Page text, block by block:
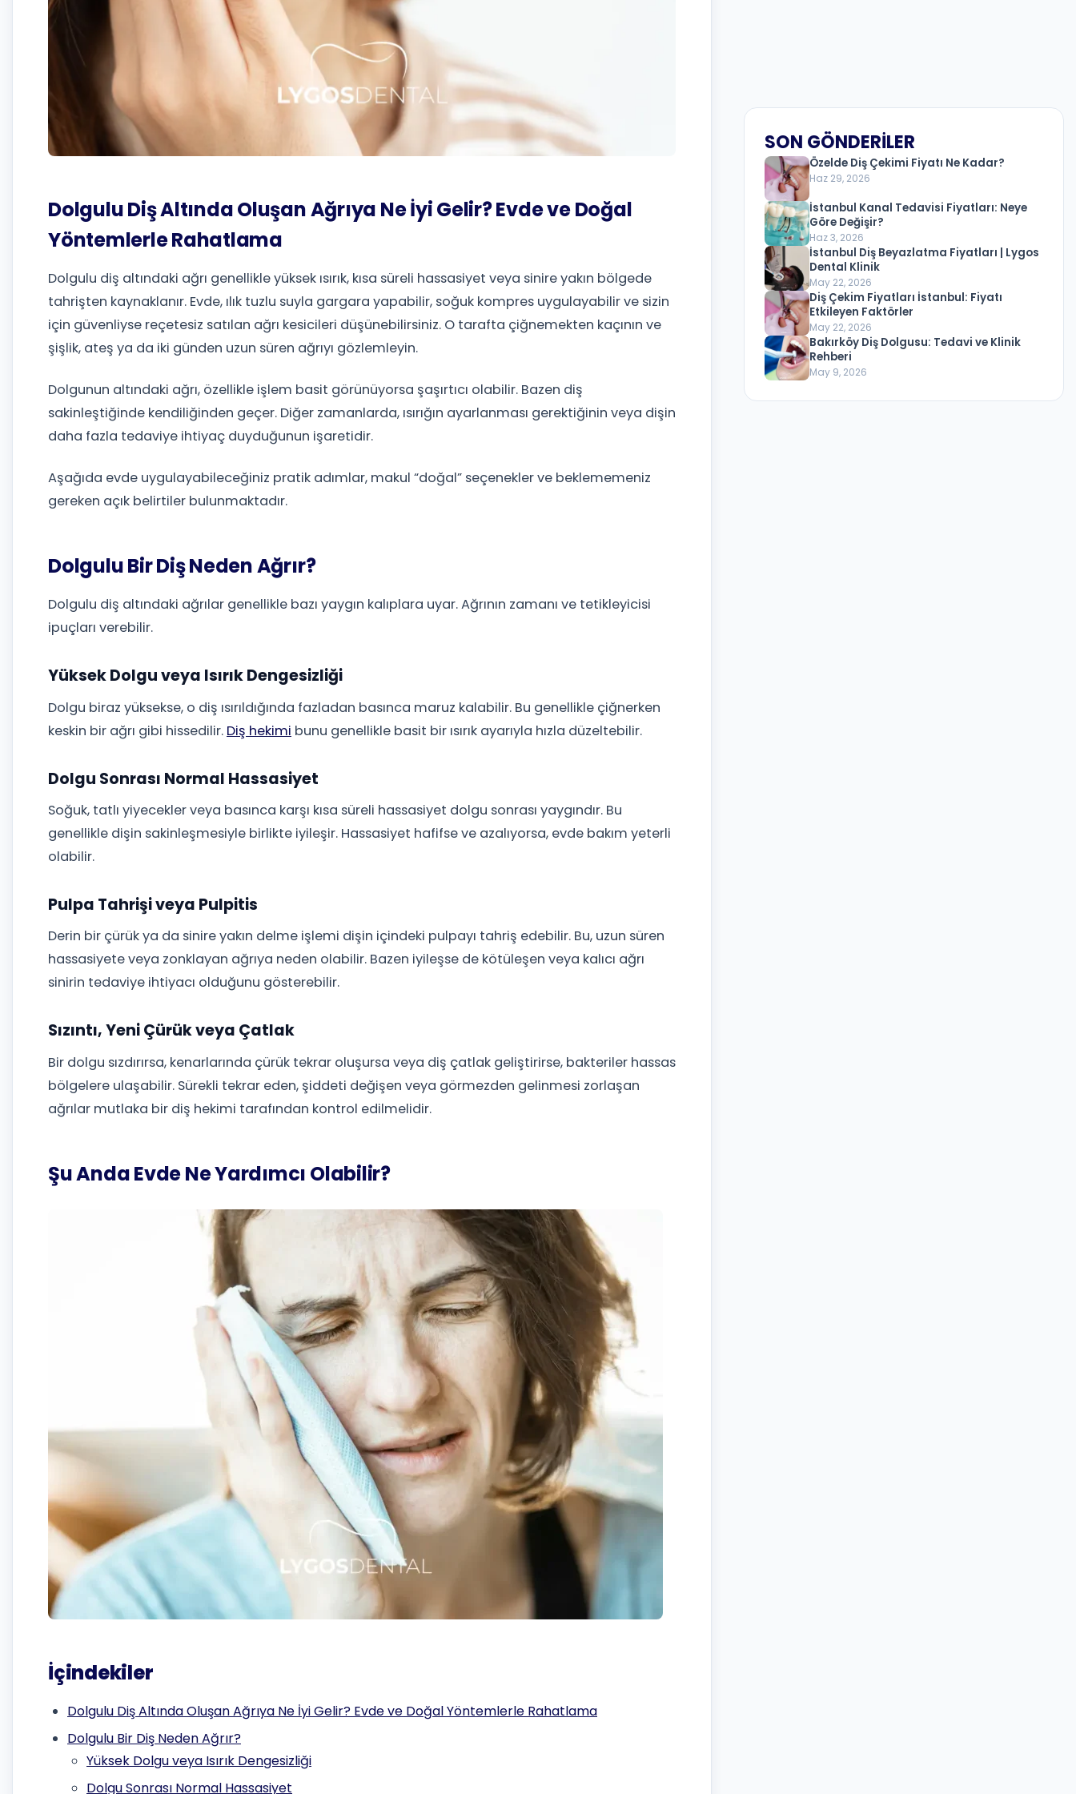
Dolgulu Diş Altında Oluşan Ağrıya Ne İyi Gelir? Evde ve Doğal
Yöntemlerle Rahatlama
Dolgulu diş altındaki ağrı genellikle yüksek ısırık, kısa süreli hassasiyet veya sinire yakın bölgede
tahrişten kaynaklanır. Evde, ılık tuzlu suyla gargara yapabilir, soğuk kompres uygulayabilir ve sizin
için güvenliyse reçetesiz satılan ağrı kesicileri düşünebilirsiniz. O tarafta çiğnemekten kaçının ve
şişlik, ateş ya da iki günden uzun süren ağrıyı gözlemleyin.
Dolgunun altındaki ağrı, özellikle işlem basit görünüyorsa şaşırtıcı olabilir. Bazen diş
sakinleştiğinde kendiliğinden geçer. Diğer zamanlarda, ısırığın ayarlanması gerektiğinin veya dişin
daha fazla tedaviye ihtiyaç duyduğunun işaretidir.
Aşağıda evde uygulayabileceğiniz pratik adımlar, makul “doğal” seçenekler ve beklememeniz
gereken açık belirtiler bulunmaktadır.
Dolgulu Bir Diş Neden Ağrır?
Dolgulu diş altındaki ağrılar genellikle bazı yaygın kalıplara uyar. Ağrının zamanı ve tetikleyicisi
ipuçları verebilir.
Yüksek Dolgu veya Isırık Dengesizliği
Dolgu biraz yüksekse, o diş ısırıldığında fazladan basınca maruz kalabilir. Bu genellikle çiğnerken
keskin bir ağrı gibi hissedilir. Diş hekimi bunu genellikle basit bir ısırık ayarıyla hızla düzeltebilir.
Dolgu Sonrası Normal Hassasiyet
Soğuk, tatlı yiyecekler veya basınca karşı kısa süreli hassasiyet dolgu sonrası yaygındır. Bu
genellikle dişin sakinleşmesiyle birlikte iyileşir. Hassasiyet hafifse ve azalıyorsa, evde bakım yeterli
olabilir.
Pulpa Tahrişi veya Pulpitis
Derin bir çürük ya da sinire yakın delme işlemi dişin içindeki pulpayı tahriş edebilir. Bu, uzun süren
hassasiyete veya zonklayan ağrıya neden olabilir. Bazen iyileşse de kötüleşen veya kalıcı ağrı
sinirin tedaviye ihtiyacı olduğunu gösterebilir.
Sızıntı, Yeni Çürük veya Çatlak
Bir dolgu sızdırırsa, kenarlarında çürük tekrar oluşursa veya diş çatlak geliştirirse, bakteriler hassas
bölgelere ulaşabilir. Sürekli tekrar eden, şiddeti değişen veya görmezden gelinmesi zorlaşan
ağrılar mutlaka bir diş hekimi tarafından kontrol edilmelidir.
Şu Anda Evde Ne Yardımcı Olabilir?
İçindekiler
Dolgulu Diş Altında Oluşan Ağrıya Ne İyi Gelir? Evde ve Doğal Yöntemlerle Rahatlama
Dolgulu Bir Diş Neden Ağrır?
Yüksek Dolgu veya Isırık Dengesizliği
Dolgu Sonrası Normal Hassasiyet
SON GÖNDERILER
Özelde Diş Çekimi Fiyatı Ne Kadar?
Haz 29, 2026
İstanbul Kanal Tedavisi Fiyatları: Neye
Göre Değişir?
Haz 3, 2026
İstanbul Diş Beyazlatma Fiyatları | Lygos
Dental Klinik
May 22, 2026
Diş Çekim Fiyatları İstanbul: Fiyatı
Etkileyen Faktörler
May 22, 2026
Bakırköy Diş Dolgusu: Tedavi ve Klinik
Rehberi
May 9, 2026